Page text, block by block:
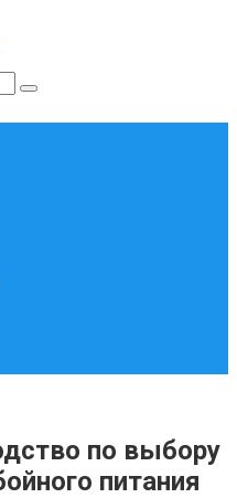
по выбору
питания